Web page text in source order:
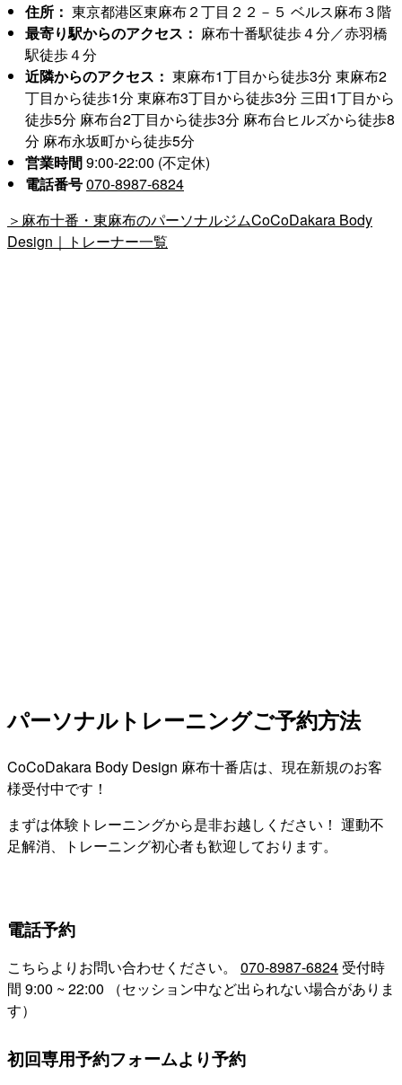
住所： 東京都港区東麻布２丁目２２－５ ベルス麻布３階
最寄り駅からのアクセス： 麻布十番駅徒歩４分／赤羽橋
駅徒歩４分
近隣からのアクセス： 東麻布1丁目から徒歩3分 東麻布2
丁目から徒歩1分 東麻布3丁目から徒歩3分 三田1丁目から
徒歩5分 麻布台2丁目から徒歩3分 麻布台ヒルズから徒歩8
分 麻布永坂町から徒歩5分
営業時間9:00-22:00 (不定休)
電話番号070-8987-6824
＞麻布十番・東麻布のパーソナルジムCoCoDakara Body
Design｜トレーナー一覧
パーソナルトレーニングご予約方法
CoCoDakara Body Design 麻布十番店は、現在新規のお客
様受付中です！
まずは体験トレーニングから是非お越しください！ 運動不
足解消、トレーニング初心者も歓迎しております。
電話予約
こちらよりお問い合わせください。 070-8987-6824 受付時
間 9:00 ~ 22:00 （セッション中など出られない場合がありま
す）
初回専用予約フォームより予約